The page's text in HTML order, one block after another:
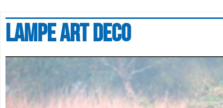
Lampe art deco